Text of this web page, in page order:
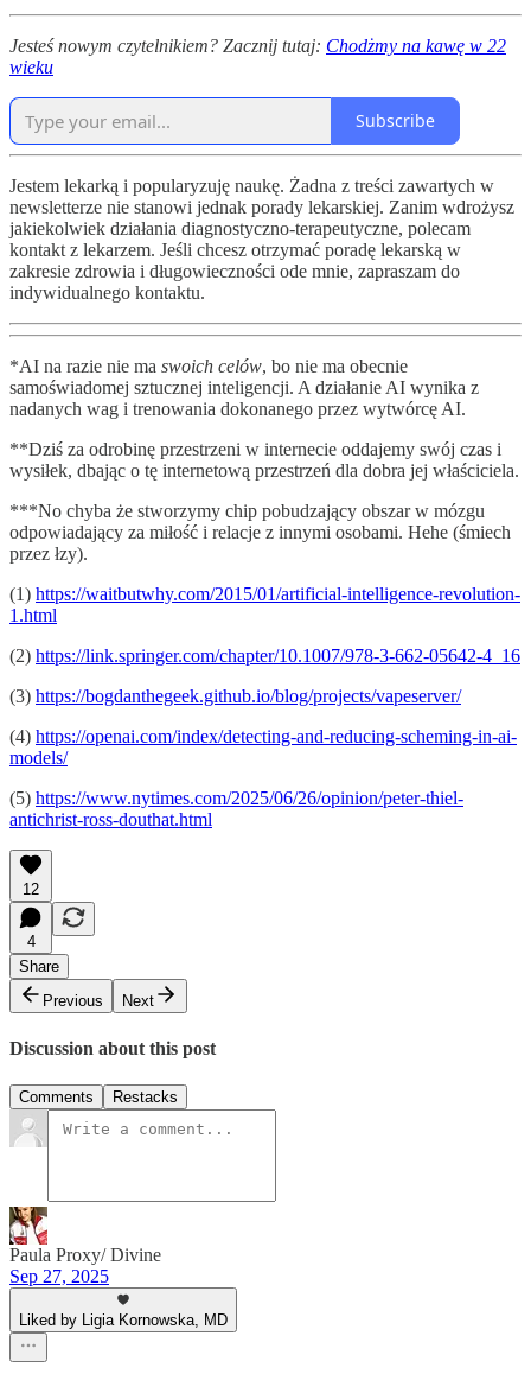
Jesteś nowym czytelnikiem? Zacznij tutaj: Chodżmy na kawę w 22
wieku
Subscribe
Jestem lekarką i popularyzuję naukę. Żadna z treści zawartych w
newsletterze nie stanowi jednak porady lekarskiej. Zanim wdrożysz
jakiekolwiek działania diagnostyczno-terapeutyczne, polecam
kontakt z lekarzem. Jeśli chcesz otrzymać poradę lekarską w
zakresie zdrowia i długowieczności ode mnie, zapraszam do
indywidualnego kontaktu.
*AI na razie nie ma swoich celów, bo nie ma obecnie
samoświadomej sztucznej inteligencji. A działanie AI wynika z
nadanych wag i trenowania dokonanego przez wytwórcę AI.
**Dziś za odrobinę przestrzeni w internecie oddajemy swój czas i
wysiłek, dbając o tę internetową przestrzeń dla dobra jej właściciela.
***No chyba że stworzymy chip pobudzający obszar w mózgu
odpowiadający za miłość i relacje z innymi osobami. Hehe (śmiech
przez łzy).
(1) https://waitbutwhy.com/2015/01/artificial-intelligence-revolution-
1.html
(2) https://link.springer.com/chapter/10.1007/978-3-662-05642-4_16
(3) https://bogdanthegeek.github.io/blog/projects/vapeserver/
(4) https://openai.com/index/detecting-and-reducing-scheming-in-ai-
models/
(5) https://www.nytimes.com/2025/06/26/opinion/peter-thiel-
antichrist-ross-douthat.html
12
4
Share
Previous
Next
Discussion about this post
Comments Restacks
Paula Proxy/ Divine
Sep 27, 2025
Liked by Ligia Kornowska, MD